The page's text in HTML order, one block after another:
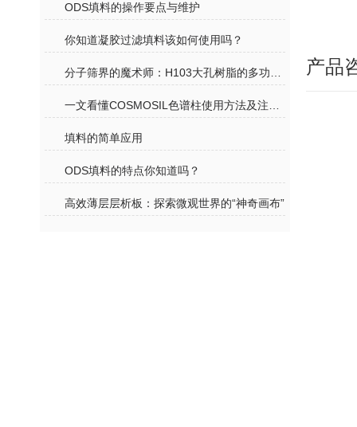
ODS填料的操作要点与维护
你知道凝胶过滤填料该如何使用吗？
填料的简单应用
ODS填料的特点你知道吗？
高效薄层层析板：探索微观世界的“神奇画布”
产品